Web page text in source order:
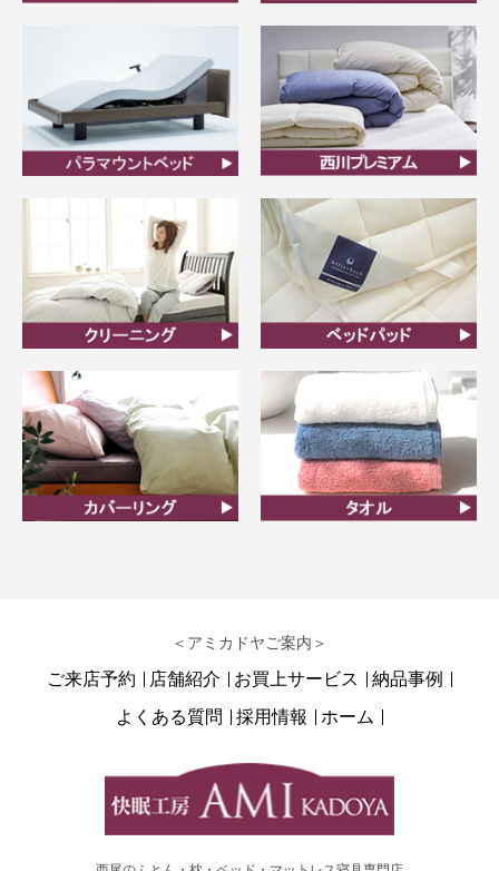
ん
＜アミカドヤご案内＞
ご来店予約 店舗紹介 お買上サービス
納品事例
よくある質問
採用情報 ホーム